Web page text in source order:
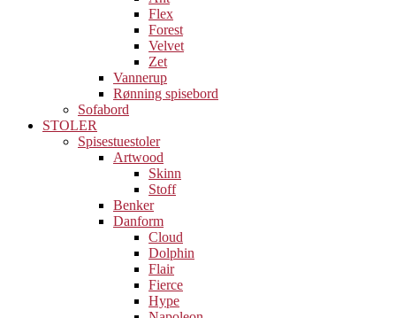
Flex
Forest
Velvet
Zet
Vannerup
Rønning spisebord
Sofabord
STOLER
Spisestuestoler
Artwood
Skinn
Stoff
Benker
Danform
Cloud
Dolphin
Flair
Fierce
Hype